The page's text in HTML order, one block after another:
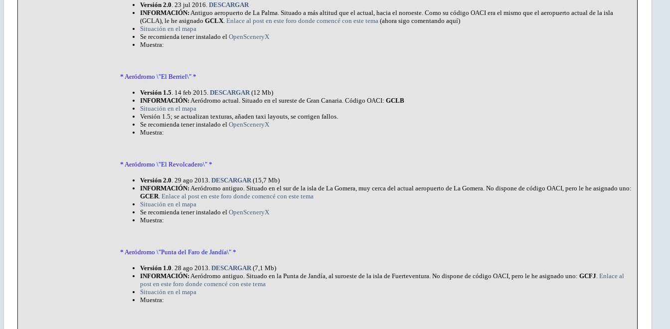
Versión 2.0 . 23 jul 2016. DESCARGAR
INFORMACIÓN: Antiguo aeropuerto de La Palma. Situado a más altitud que el actual, hacia el noroeste. Como su código OACI era el mismo que el aeropuerto actual de la isla
(GCLA), le he asignado GCLX Enlace al post en este foro donde comencé con este tema (ahora sigo comentando aquí)
Situación en el mapa
Se recomienda tener instalado el OpenSceneryX
Muestra:
* Aeródromo \"El Berriel\" *
Versión 1.5 . 14 feb 2015. DESCARGAR (12 Mb)
INFORMACIÓN: Aeródromo actual. Situado en el sureste de Gran Canaria. Código OACI: GCLB
Situación en el mapa
Versión 1.5; se actualizan texturas, añaden taxi layouts, se corrigen fallos.
Se recomienda tener instalado el OpenSceneryX
Muestra:
* Aeródromo \"El Revolcadero\" *
Versión 2.0 . 29 ago 2013. DESCARGAR (15,7 Mb)
INFORMACIÓN: Aeródromo antiguo. Situado en el sur de la isla de La Gomera, muy cerca del actual aeropuerto de La Gomera. No dispone de código OACI, pero le he asignado uno:
GCER Enlace al post en este foro donde comencé con este tema
Situación en el mapa
Se recomienda tener instalado el OpenSceneryX
Muestra:
* Aeródromo \"Punta del Faro de Jandía\" *
Versión 1.0 . 28 ago 2013. DESCARGAR (7,1 Mb)
INFORMACIÓN: Aeródromo antiguo. Situado en la Punta de Jandía, al suroeste de la isla de Fuerteventura. No dispone de código OACI, pero le he asignado uno: GCFJ Enlace al
post en este foro donde comencé con este tema
Situación en el mapa
Muestra: